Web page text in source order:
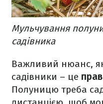
Мульчування
садівника
Важливий нюанс,
садівники – це
Полуницю треба